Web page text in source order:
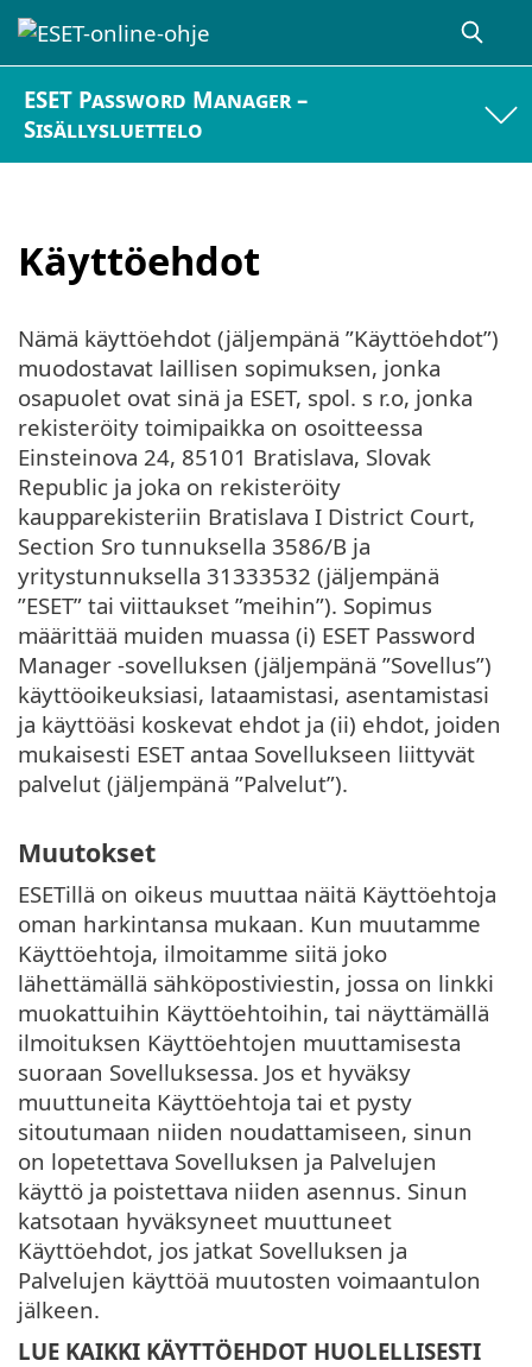
ESET Password Manager –
Sisällysluettelo
Käyttöehdot
Nämä käyttöehdot (jäljempänä ”Käyttöehdot”)
muodostavat laillisen sopimuksen, jonka
osapuolet ovat sinä ja ESET, spol. s r.o, jonka
rekisteröity toimipaikka on osoitteessa
Einsteinova 24, 85101 Bratislava, Slovak
Republic ja joka on rekisteröity
kaupparekisteriin Bratislava I District Court,
Section Sro tunnuksella 3586/B ja
yritystunnuksella 31333532 (jäljempänä
”ESET” tai viittaukset ”meihin”). Sopimus
määrittää muiden muassa (i) ESET Password
Manager ‑sovelluksen (jäljempänä ”Sovellus”)
käyttöoikeuksiasi, lataamistasi, asentamistasi
ja käyttöäsi koskevat ehdot ja (ii) ehdot, joiden
mukaisesti ESET antaa Sovellukseen liittyvät
palvelut (jäljempänä ”Palvelut”).
Muutokset
ESETillä on oikeus muuttaa näitä Käyttöehtoja
oman harkintansa mukaan. Kun muutamme
Käyttöehtoja, ilmoitamme siitä joko
lähettämällä sähköpostiviestin, jossa on linkki
muokattuihin Käyttöehtoihin, tai näyttämällä
ilmoituksen Käyttöehtojen muuttamisesta
suoraan Sovelluksessa. Jos et hyväksy
muuttuneita Käyttöehtoja tai et pysty
sitoutumaan niiden noudattamiseen, sinun
on lopetettava Sovelluksen ja Palvelujen
käyttö ja poistettava niiden asennus. Sinun
katsotaan hyväksyneet muuttuneet
Käyttöehdot, jos jatkat Sovelluksen ja
Palvelujen käyttöä muutosten voimaantulon
jälkeen.
LUE KAIKKI KÄYTTÖEHDOT HUOLELLISESTI